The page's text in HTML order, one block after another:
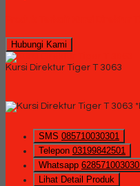
Hubungi Kami
Kursi Direktur Tiger T 3063
SMS 085710030301
Telepon 03199842501
Whatsapp
Lihat Detail Produk